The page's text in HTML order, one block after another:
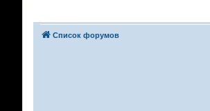
Список форумов